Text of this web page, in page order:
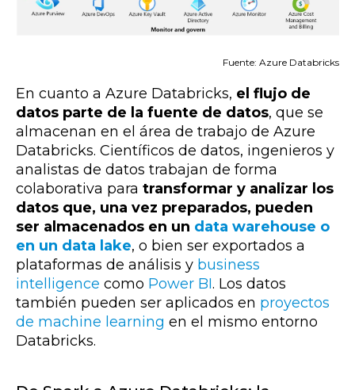
Fuente: Azure Databricks
En cuanto a Azure Databricks, el flujo de
datos parte de la fuente de datos, que se
almacenan en el área de trabajo de Azure
Databricks. Científicos de datos, ingenieros y
analistas de datos trabajan de forma
colaborativa para transformar y analizar los
datos que, una vez preparados, pueden
ser almacenados en un data warehouse o
en un data lake, o bien ser exportados a
plataformas de análisis y business
intelligence como Power BI. Los datos
también pueden ser aplicados en proyectos
de machine learning en el mismo entorno
Databricks.